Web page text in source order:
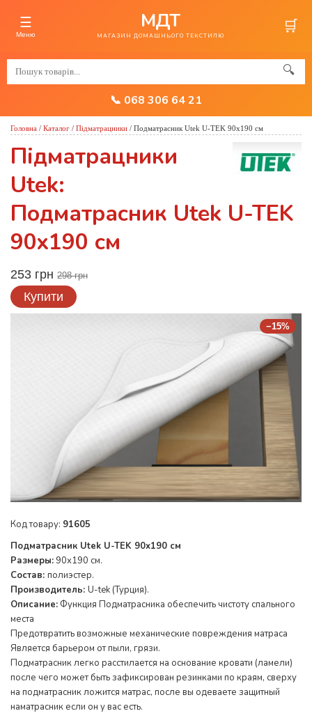
☰
Меню
МДТ
МАГАЗИН ДОМАШНЬОГО ТЕКСТИЛЮ 🛒
🔍
📞 068 306 64 21
Головна / Каталог / Підматрацники / Подматрасник Utek U-TEK 90x190 см
Підматрацники
Utek:
Подматрасник Utek U-TEK
90x190 см
253 грн 298 грн
Купити
−15%
Код товару: 91605
Подматрасник Utek U-TEK 90x190 см
Размеры:90x190 см.
Состав: полиэстер.
Производитель: U-tek (Турция).
Описание: Функция Подматрасника обеспечить чистоту спального
места
Предотвратить возможные механические повреждения матраса
Является барьером от пыли, грязи.
Подматрасник легко расстилается на основание кровати (ламели)
после чего может быть зафиксирован резинками по краям, сверху
на подматрасник ложится матрас, после вы одеваете защитный
наматрасник если он у вас есть.